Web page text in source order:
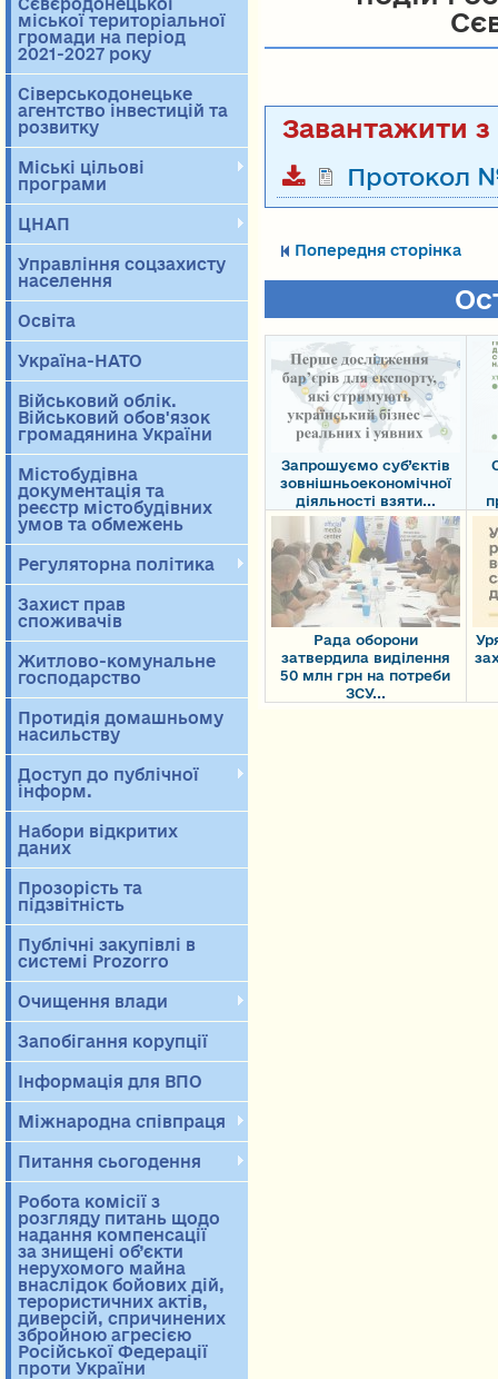
Сєвєродонецької
міської територіальної
громади на період
2021-2027 року
Сіверськодонецьке
агентство інвестицій та
розвитку
Міські цільові
програми
ЦНАП
Управління соцзахисту
населення
Освіта
Україна-НАТО
Військовий облік.
Військовий обов'язок
громадянина України
Містобудівна
документація та
реєстр містобудівних
умов та обмежень
Регуляторна політика
Захист прав
споживачів
Житлово-комунальне
господарство
Протидія домашньому
насильству
Доступ до публічної
інформ.
Набори відкритих
даних
Прозорість та
підзвітність
Публічні закупівлі в
системі Prozorro
Очищення влади
Запобігання корупції
Інформація для ВПО
Міжнародна співпраця
Питання сьогодення
Робота комісії з
розгляду питань щодо
надання компенсації
за знищені об’єкти
нерухомого майна
внаслідок бойових дій,
терористичних актів,
диверсій, спричинених
збройною агресією
Російської Федерації
проти України
Протокол
Попередня сторінка
Запрошуємо суб’єктів
зовнішньоекономічної
діяльності взяти...
Рада оборони
затвердила виділення
50 млн грн на потреби
ЗСУ...